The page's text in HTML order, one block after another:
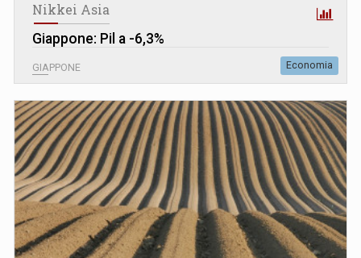
Nikkei Asia
Giappone: Pil a -6,3%
GIAPPONE Economia